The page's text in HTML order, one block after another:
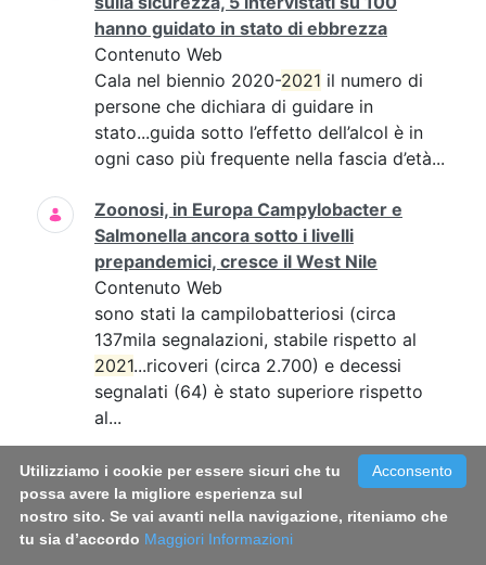
hanno guidato in stato di ebbrezza
Contenuto Web
Cala nel biennio 2020-2021 il numero di
persone che dichiara di guidare in
stato...guida sotto l’effetto dell’alcol è in
ogni caso più frequente nella fascia d’età...
Zoonosi, in Europa Campylobacter e
Salmonella ancora sotto i livelli
prepandemici, cresce il West Nile
Contenuto Web
sono stati la campilobatteriosi (circa
137mila segnalazioni, stabile rispetto al
2021...ricoveri (circa 2.700) e decessi
segnalati (64) è stato superiore rispetto
al...
Malaria, identificate nuove molecole che
bloccano la trasmissione del parassita
grazie ad uno studio ISS-IRBM-CNR
Contenuto Web
Acconsento
Utilizziamo i cookie per essere sicuri che tu
possa avere la migliore esperienza sul
nostro sito. Se vai avanti nella navigazione, riteniamo che
tu sia d’accordo Maggiori Informazioni